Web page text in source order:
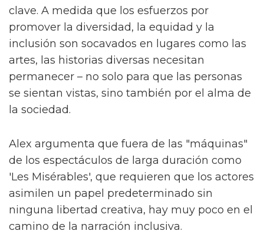
clave. A medida que los esfuerzos por
promover la diversidad, la equidad y la
inclusión son socavados en lugares como las
artes, las historias diversas necesitan
permanecer – no solo para que las personas
se sientan vistas, sino también por el alma de
la sociedad.
Alex argumenta que fuera de las "máquinas"
de los espectáculos de larga duración como
'Les Misérables', que requieren que los actores
asimilen un papel predeterminado sin
ninguna libertad creativa, hay muy poco en el
camino de la narración inclusiva.